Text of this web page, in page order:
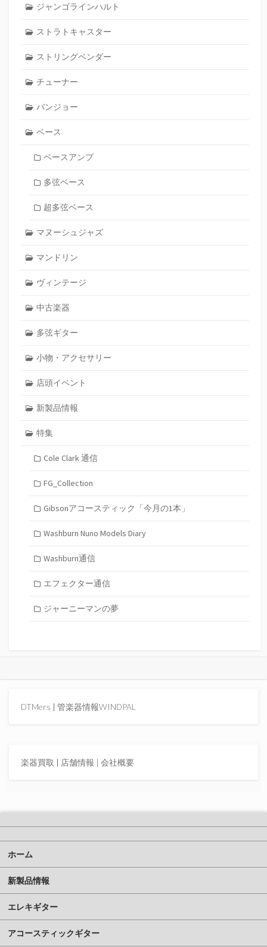
ジャンゴラインハルト
ストラトキャスター
ストリングベンダー
チューナー
バンジョー
ベース
ベースアンプ
多弦ベース
超多弦ベース
マヌーシュジャズ
マンドリン
ヴィンテージ
中古楽器
多弦ギター
小物・アクセサリー
店頭イベント
新製品情報
特集
Cole Clark 通信
FG_Collection
Gibsonアコースティック「今月の1本」
Washburn Nuno Models Diary
Washburn通信
エフェクター通信
ジャーニーマンの夢
DTMers | 管楽器情報WINDPAL
楽器買取 | 店舗情報 | 会社概要
ホーム
新製品情報
エレキギター
アコースティックギター